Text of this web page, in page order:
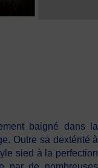
baigné dans la
Outre sa dextérité à
sied à la perfection